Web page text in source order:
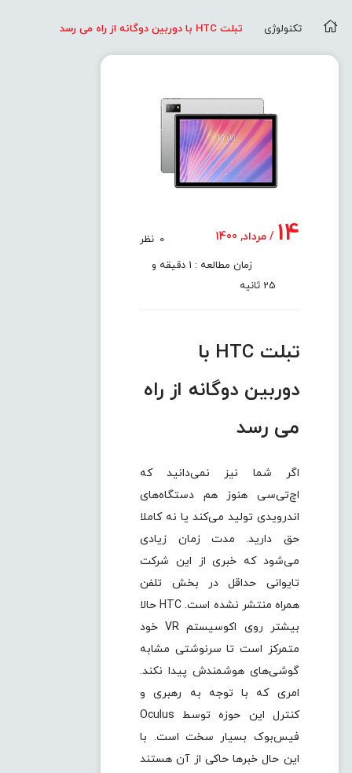
تکنولوژی تبلت HTC با دوربین دوگانه از راه می رسد
14 / مرداد, 1400 0 نظر
زمان مطالعه : 1 دقیقه و
25 ثانیه
تبلت HTC با
دوربین دوگانه از راه
می رسد
اگر شما نیز نمی‌دانید که
اچ‌تی‌سی هنوز هم دستگاه‌های
اندرویدی تولید می‌کند یا نه کاملا
حق دارید. مدت زمان زیادی
می‌شود که خبری از این شرکت
تایوانی حداقل در بخش تلفن
همراه منتشر نشده است. HTC حالا
بیشتر روی اکوسیستم VR خود
متمرکز است تا سرنوشتی مشابه
گوشی‌های هوشمندش پیدا نکند.
امری که با توجه به رهبری و
کنترل این حوزه توسط Oculus
فیس‌بوک بسیار سخت است. با
این حال خبرها حاکی از آن هستند